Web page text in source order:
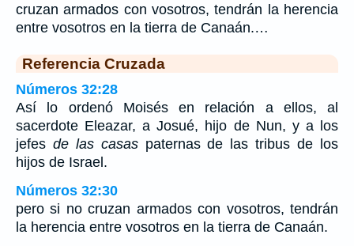
cruzan armados con vosotros, tendrán la herencia
entre vosotros en la tierra de Canaán.…
Referencia Cruzada
Números 32:28
Así lo ordenó Moisés en relación a ellos, al
sacerdote Eleazar, a Josué, hijo de Nun, y a los
jefes de las casaspaternas de las tribus de los
hijos de Israel.
Números 32:30
pero si no cruzan armados con vosotros, tendrán
la herencia entre vosotros en la tierra de Canaán.